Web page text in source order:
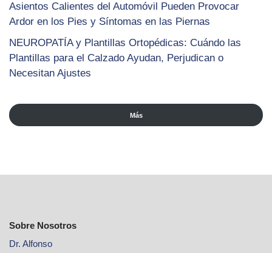
Asientos Calientes del Automóvil Pueden Provocar
Ardor en los Pies y Síntomas en las Piernas
NEUROPATÍA y Plantillas Ortopédicas: Cuándo las
Plantillas para el Calzado Ayudan, Perjudican o
Necesitan Ajustes
Más
Sobre Nosotros
Dr. Alfonso